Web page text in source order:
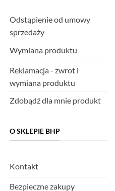
Odstąpienie od umowy
sprzedaży
Wymiana produktu
Reklamacja - zwrot i
wymiana produktu
Zdobądź dla mnie produkt
O SKLEPIE BHP
Kontakt
Bezpieczne zakupy